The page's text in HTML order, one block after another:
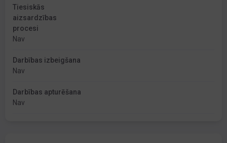
Tiesiskās
aizsardzības
procesi
Nav
Darbības izbeigšana
Nav
Darbības apturēšana
Nav